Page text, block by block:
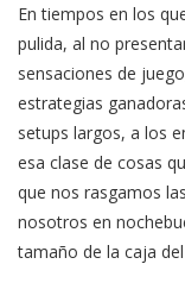
En tiempos en los
pulida, al no
sensaciones de
estrategias
setups largos, a los
esa clase de cosas
que nos rasgamos
nosotros en
tamaño de la caja